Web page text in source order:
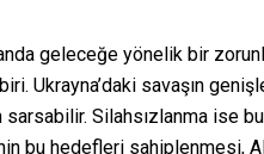
geleceğe yönelik bir
Ukrayna’daki savaşın
Silahsızlanma ise bu
bu hedefleri sahiplenmesi,